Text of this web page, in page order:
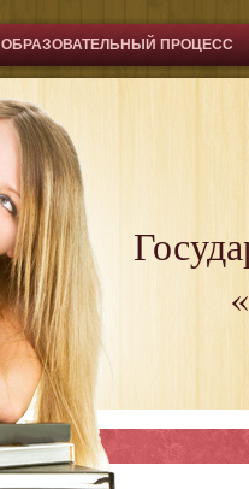
ОБРАЗОВАТЕЛЬНЫЙ ПРОЦЕСС